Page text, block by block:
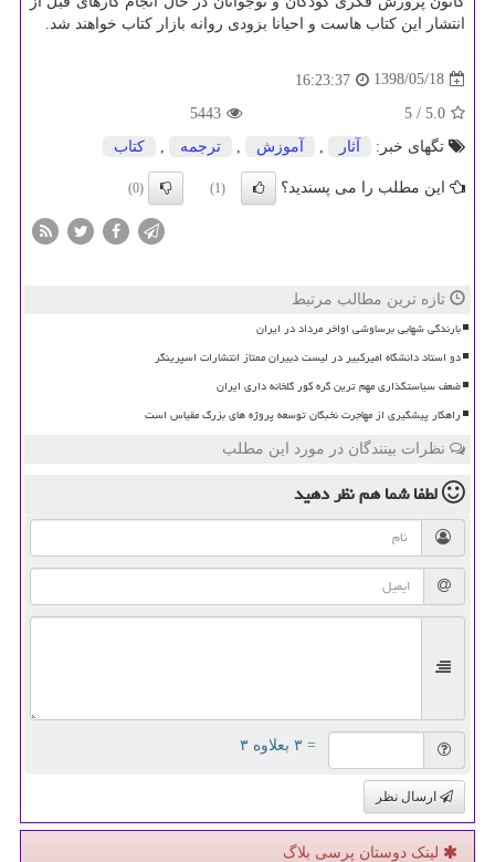
انتشار این كتاب هاست و احیانا بزودی روانه بازار كتاب خواهند شد.
1398/05/18
16:23:37
5.0
/ 5
5443
تگهای خبر:
آثار آموزش ترجمه كتاب
این مطلب را می پسندید؟ (1)
(0)
تازه ترین مطالب مرتبط
بارندگی شهابی برساوشی اواخر مرداد در ایران
دو استاد دانشگاه امیرکبیر در لیست دبیران ممتاز انتشارات اسپرینگر
ضعف سیاستگذاری مهم ترین گره کور گلخانه داری ایران
راهکار پیشگیری از مهاجرت نخبگان توسعه پروژه های بزرگ مقیاس است
نظرات بینندگان در مورد این مطلب
لطفا شما همنظر دهید
= ۳ بعلاوه ۳
ارسال نظر
لینک دوستان پرسی بلاگ